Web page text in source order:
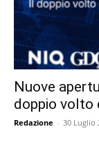
Nuove
doppio volto
Redazione - 30 Luglio